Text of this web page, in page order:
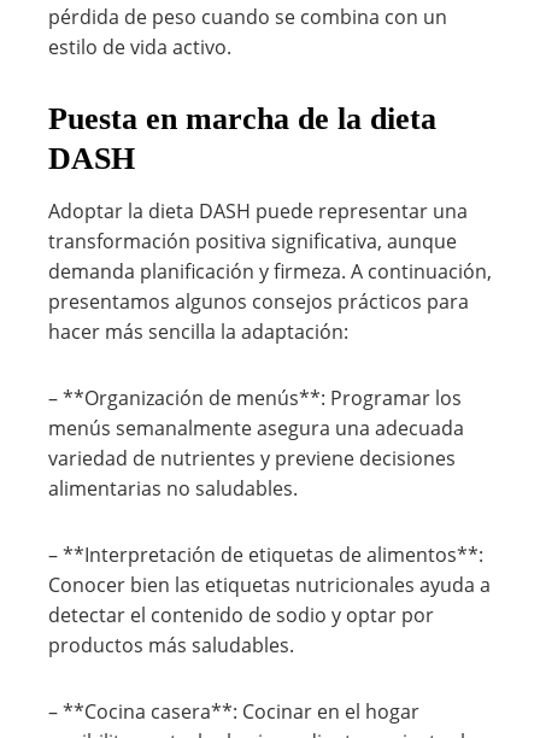
pérdida de peso cuando se combina con un
estilo de vida activo.
Puesta en marcha de la dieta
DASH
Adoptar la dieta DASH puede representar una
transformación positiva significativa, aunque
demanda planificación y firmeza. A continuación,
presentamos algunos consejos prácticos para
hacer más sencilla la adaptación:
– **Organización de menús**: Programar los
menús semanalmente asegura una adecuada
variedad de nutrientes y previene decisiones
alimentarias no saludables.
– **Interpretación de etiquetas de alimentos**:
Conocer bien las etiquetas nutricionales ayuda a
detectar el contenido de sodio y optar por
productos más saludables.
– **Cocina casera**: Cocinar en el hogar